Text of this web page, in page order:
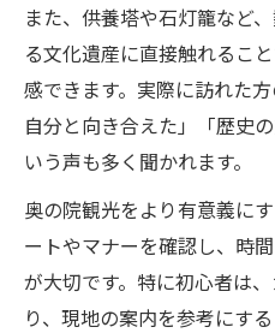
また、供養塔や石灯籠など
る文化遺産に直接触れるこ
感できます。実際に訪れた
自分と向き合えた」「歴史
いう声も多く聞かれます。
奥の院観光をより有意義に
ートやマナーを確認し、時
が大切です。特に初心者は
り、現地の案内を参考にす